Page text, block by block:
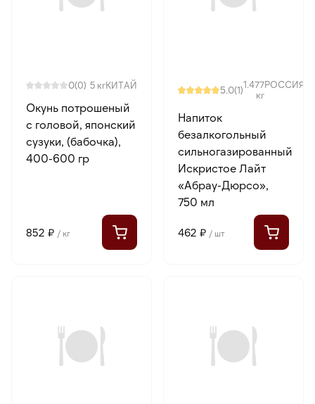
0(0) 5 кгКИТАЙ
Окунь потрошеный
с головой, японский
сузуки, (бабочка),
400-600 гр
852 ₽ / кг
5.0(1)1.477
кг
РОССИЯ
Напиток
безалкогольный
сильногазированный
Искристое Лайт
«Абрау-Дюрсо»,
750 мл
462 ₽ / шт